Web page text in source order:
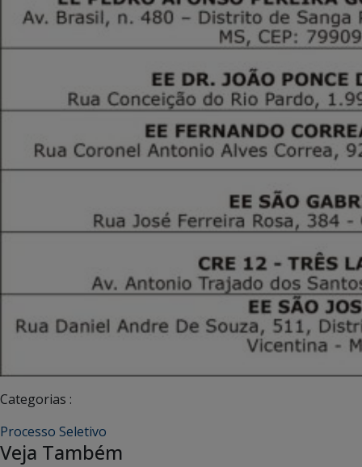
Categorias :
Processo Seletivo
Veja Também